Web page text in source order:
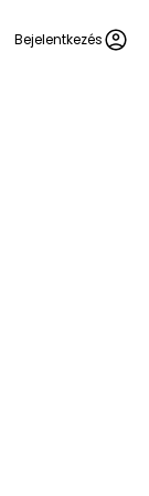
Bejelentkezés